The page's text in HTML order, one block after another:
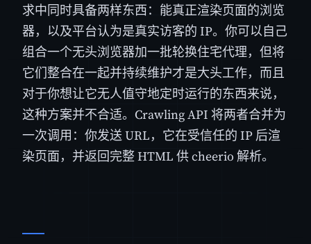
求中同时具备两样东西：能真正渲染页面的浏览
器，以及平台认为是真实访客的 IP。你可以自己
组合一个无头浏览器加一批轮换住宅代理，但将
它们整合在一起并持续维护才是大头工作，而且
对于你想让它无人值守地定时运行的东西来说，
这种方案并不合适。Crawling API 将两者合并为
一次调用：你发送 URL，它在受信任的 IP 后渲
染页面，并返回完整 HTML 供 cheerio 解析。